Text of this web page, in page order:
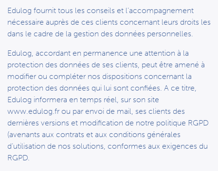
Edulog fournit tous les conseils et l’accompagnement
nécessaire auprès de ces clients concernant leurs droits les
dans le cadre de la gestion des données personnelles.
Edulog, accordant en permanence une attention à la
protection des données de ses clients, peut être amené à
modifier ou compléter nos dispositions concernant la
protection des données qui lui sont confiées. A ce titre,
Edulog informera en temps réel, sur son site
www.edulog.fr ou par envoi de mail, ses clients des
dernières versions et modification de notre politique RGPD
(avenants aux contrats et aux conditions générales
d’utilisation de nos solutions, conformes aux exigences du
RGPD.